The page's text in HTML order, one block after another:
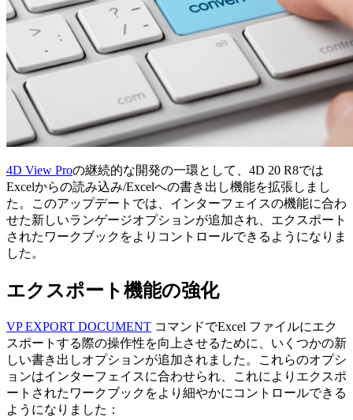
4D View Proの継続的な開発の一環として、4D 20 R8では
Excelからの読み込み/Excelへの書き出し機能を拡張しまし
た。このアップデートでは、インターフェイスの機能に合わ
せた新しいランゲージオプションが追加され、エクスポート
されたワークブックをよりコントロールできるようになりま
した。
エクスポート機能の強化
VP EXPORT DOCUMENT コマンドでExcel ファイルにエク
スポートする際の操作性を向上させるために、いくつかの新
しい書き出しオプションが追加されました。これらのオプシ
ョンはインターフェイスに合わせられ、これによりエクスポ
ートされたワークブックをより細やかにコントロールできる
ようになりました：